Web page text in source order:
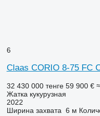
6
Claas CORIO 8-75 FC
32 430 000 тенге 59 900 €
Жатка кукурузная
2022
Ширина захвата 6 м